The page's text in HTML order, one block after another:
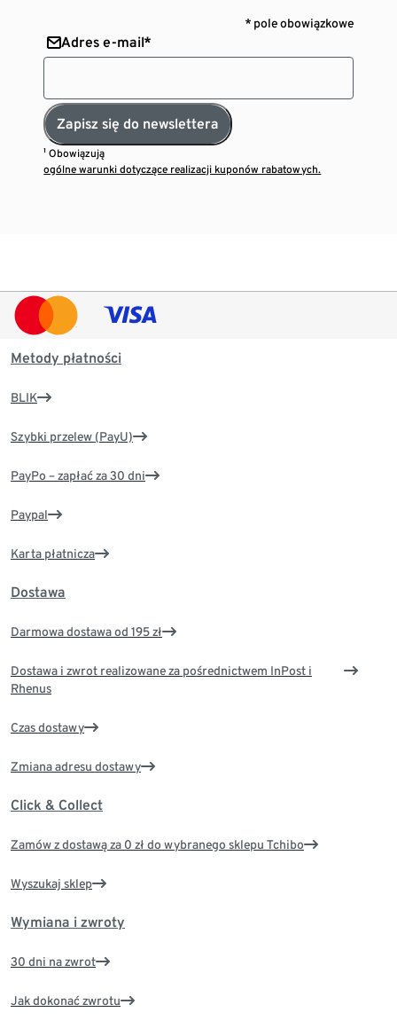
* pole obowiązkowe
Adres e-mail*
Zapisz się do newslettera
¹ Obowiązują
ogólne warunki dotyczące realizacji kuponów rabatowych.
Metody płatności
BLIK
Szybki przelew (PayU)
PayPo – zapłać za 30 dni
Paypal
Karta płatnicza
Dostawa
Darmowa dostawa od 195 zł
Dostawa i zwrot realizowane za pośrednictwem InPost i
Rhenus
Czas dostawy
Zmiana adresu dostawy
Click & Collect
Zamów z dostawą za 0 zł do wybranego sklepu Tchibo
Wyszukaj sklep
Wymiana i zwroty
30 dni na zwrot
Jak dokonać zwrotu